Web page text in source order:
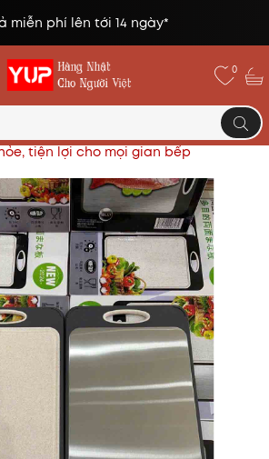
miễn phí lên tới 14 ngày*
0
Nhật
Thớt kháng khuẩn Latuna
tiện lợi cho mọi gian bếp